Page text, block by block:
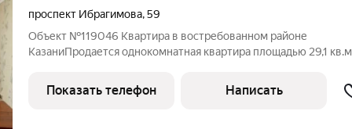
проспект Ибрагимова,59
Объект №119046 Квартира в востребованном районе
КазаниПродается однокомнатная квартира площадью 29,1 кв.м
шаговой доступности вся инфраструктура, остановки
общественного транспорта.В пешей
Показать телефон Написать